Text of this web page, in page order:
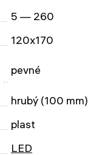
5 — 260
120x170
pevné
hrubý (100 mm)
plast
LED